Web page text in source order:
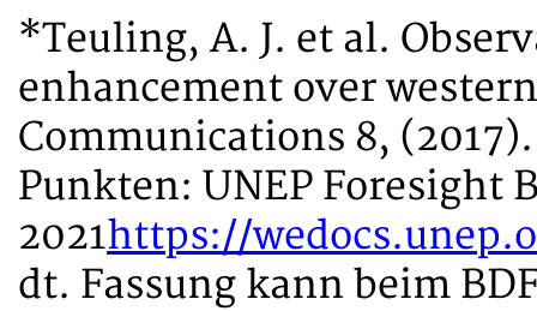
*Teuling, A. J. et al.
enhancement over
Communications 8,
Punkten: UNEP Foresight
2021https://
dt. Fassung kann beim